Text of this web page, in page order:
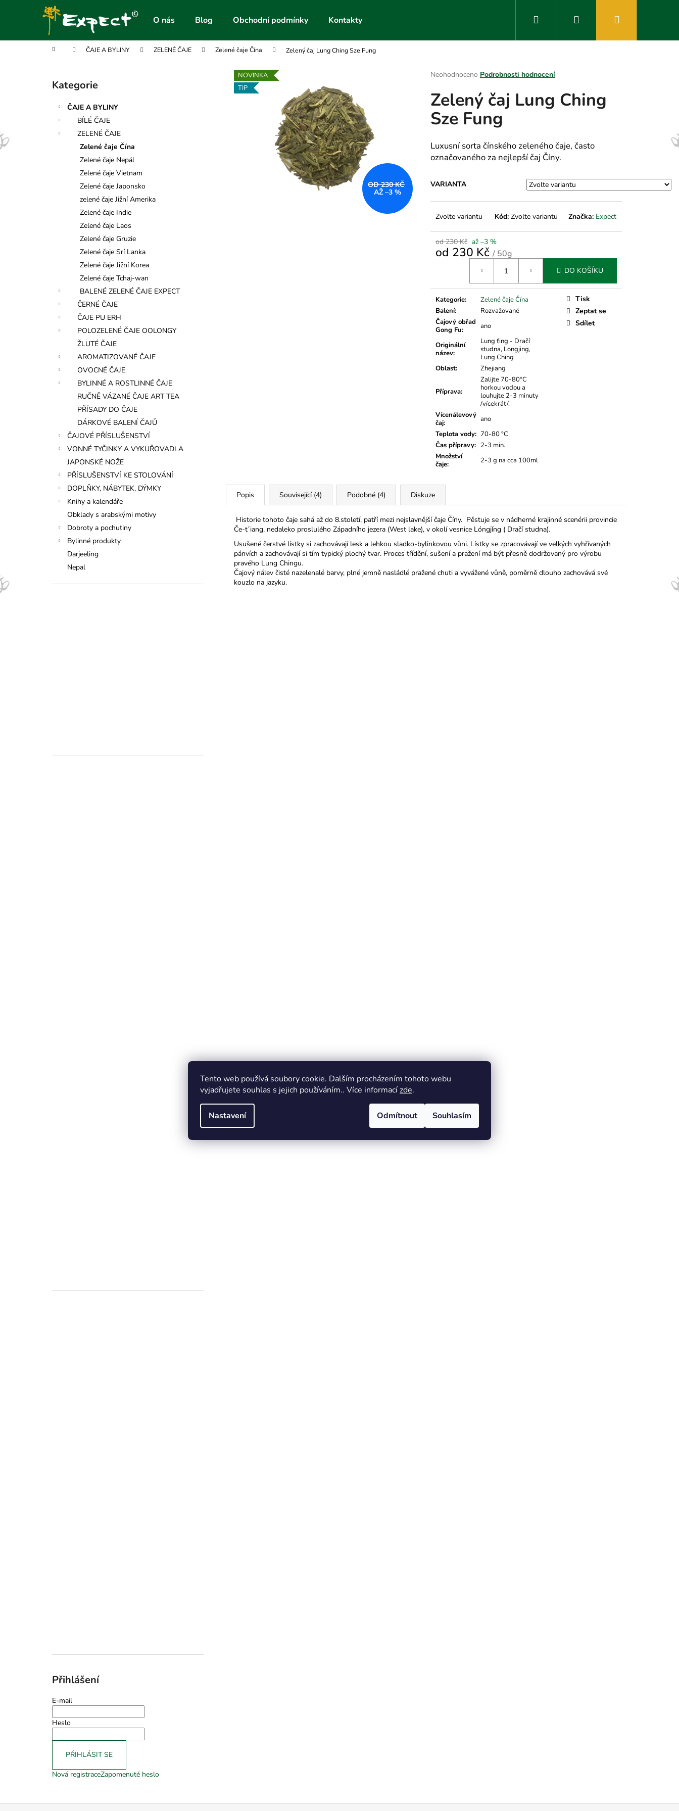
Tento web používá soubory cookie. Dalším procházením tohoto webu
vyjadřujete souhlas s jejich používáním.. Více informacízde.
Nastavení Odmítnout Souhlasím
O nás Blog Obchodní podmínky Kontakty Hledat Přihlášení
Domů ČAJE A BYLINY ZELENÉ ČAJE Zelené čaje Čína Zelený čaj Lung Ching Sze Fung
Přeskočit
kategorie
Kategorie
ČAJE A BYLINY
BÍLÉ ČAJE
ZELENÉ ČAJE
Zelené čaje Čína
Zelené čaje Nepál
Zelené čaje Vietnam
Zelené čaje Japonsko
zelené čaje Jižní Amerika
Zelené čaje Indie
Zelené čaje Laos
Zelené čaje Gruzie
Zelené čaje Srí Lanka
Zelené čaje Jižní Korea
Zelené čaje Tchaj-wan
BALENÉ ZELENÉ ČAJE EXPECT
ČERNÉ ČAJE
ČAJE PU ERH
POLOZELENÉ ČAJE OOLONGY
ŽLUTÉ ČAJE
AROMATIZOVANÉ ČAJE
OVOCNÉ ČAJE
BYLINNÉ A ROSTLINNÉ ČAJE
RUČNĚ VÁZANÉ ČAJE ART TEA
PŘÍSADY DO ČAJE
DÁRKOVÉ BALENÍ ČAJŮ
ČAJOVÉ PŘÍSLUŠENSTVÍ
VONNÉ TYČINKY A VYKUŘOVADLA
JAPONSKÉ NOŽE
PŘÍSLUŠENSTVÍ KE STOLOVÁNÍ
DOPLŇKY, NÁBYTEK, DÝMKY
Knihy a kalendáře
Obklady s arabskými motivy
Dobroty a pochutiny
Bylinné produkty
Darjeeling
Nepal
Přihlášení
E-mail
Heslo
PŘIHLÁSIT SE
Nová registraceZapomenuté heslo
Průměrné
produktu
je
0,0
z
hvězdiček.
Neohodnoceno Podrobnosti hodnocení
Zelený čaj Lung Ching
Sze Fung
Luxusní sorta čínského zeleného čaje, často
označovaného za nejlepší čaj Číny.
VARIANTA
Zvolte variantu Kód: Zvolte variantu Značka: Expect
od 230 Kč až –3 %
od 230 Kč / 50g
DO KOŠÍKU
Kategorie:
Zelené čaje Čína
Balení:
Rozvažované
Čajový obřad
Gong Fu: ano
Originální
název:
Lung ťing - Dračí
studna, Longjing,
Lung Ching
Oblast: Zhejiang
Příprava:
Zalijte 70-80°C
horkou vodou a
louhujte 2-3 minuty
/vícekrát/.
Vícenálevový
čaj:
ano
Teplota vody: 70-80 °C
Čas přípravy: 2-3 min.
Množství
čaje: 2-3 g na cca 100ml
Tisk
Zeptat se
Sdílet
NOVINKA
TIP
OD 230 KČ
AŽ –3 %
Popis Související (4) Podobné (4) Diskuze
Historie tohoto čaje sahá až do 8.století, patří mezi nejslavnější čaje Číny. Pěstuje se v nádherné krajinné scenérii provincie
Če-t´iang, nedaleko proslulého Západního jezera (West lake), v okolí vesnice Lóngjǐng ( Dračí studna).
Usušené čerstvé lístky si zachovávají lesk a lehkou sladko-bylinkovou vůni. Lístky se zpracovávají ve velkých vyhřívaných
pánvích a zachovávají si tím typický plochý tvar. Proces třídění, sušení a pražení má být přesně dodržovaný pro výrobu
pravého Lung Chingu.
Čajový nálev čisté nazelenalé barvy, plné jemně nasládlé pražené chuti a vyvážené vůně, poměrně dlouho zachovává své
kouzlo na jazyku.
í
Zpět
do
Zpět
do
Co potřebujete najít?
HLEDAT
Doporučujeme